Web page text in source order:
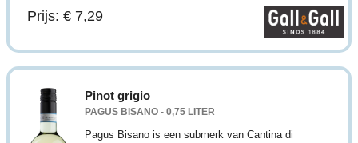
Prijs: € 7,29
Pinot grigio
PAGUS BISANO - 0,75 LITER
Pagus Bisano is een submerk van Cantina di